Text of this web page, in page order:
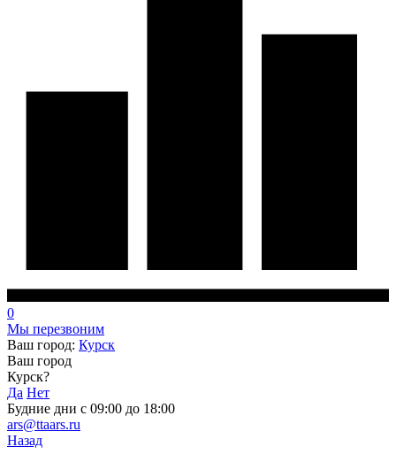
0
Мы перезвоним
Ваш город: Курск
Ваш город
Курск?
Да Нет
Будние дни с 09:00 до 18:00
ars@ttaars.ru
Назад